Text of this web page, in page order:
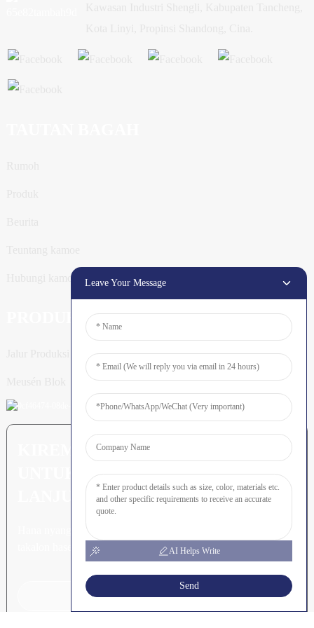
Hubungi kamoe
Jalur Produksi Tiang
KIREM PERTANYAAN: SIAP
UNTUK MEURUNOE LEUBEH
Hana nyang leubeh jroh nibak
takalon hasee akhe.
Klik Keu Tanyoeng
Leave Your Message
AI Helps Write
Send